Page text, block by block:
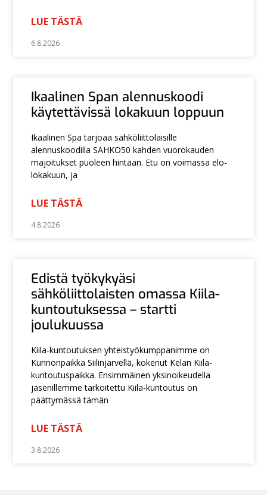
LUE TÄSTÄ
6.8.2026
Ikaalinen Span alennuskoodi
käytettävissä lokakuun loppuun
Ikaalinen Spa tarjoaa sähköliittolaisille
alennuskoodilla SAHKO50 kahden vuorokauden
majoitukset puoleen hintaan. Etu on voimassa elo-
lokakuun, ja
LUE TÄSTÄ
4.8.2026
Edistä työkykyäsi
sähköliittolaisten omassa Kiila-
kuntoutuksessa – startti
joulukuussa
Kiila-kuntoutuksen yhteistyökumppanimme on
Kunnonpaikka Siilinjärvellä, kokenut Kelan Kiila-
kuntoutuspaikka. Ensimmäinen yksinoikeudella
jäsenillemme tarkoitettu Kiila-kuntoutus on
päättymässä tämän
LUE TÄSTÄ
3.8.2026